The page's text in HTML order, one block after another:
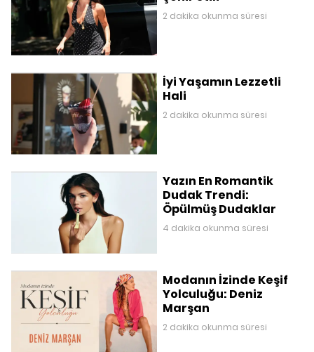
2 dakika okunma süresi
İyi Yaşamın Lezzetli
Hali
2 dakika okunma süresi
Yazın En Romantik
Dudak Trendi:
Öpülmüş Dudaklar
4 dakika okunma süresi
Modanın İzinde Keşif
Yolculuğu: Deniz
Marşan
2 dakika okunma süresi